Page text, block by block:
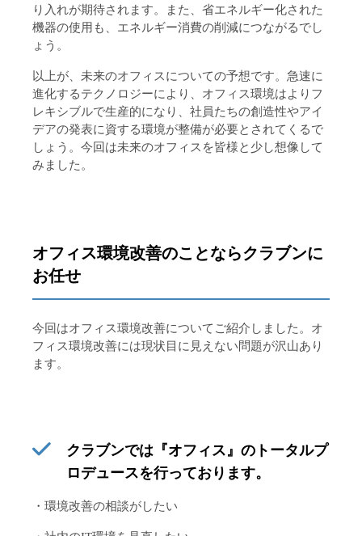
り入れが期待されます。また、省エネルギー化された
機器の使用も、エネルギー消費の削減につながるでし
ょう。
以上が、未来のオフィスについての予想です。急速に
進化するテクノロジーにより、オフィス環境はよりフ
レキシブルで生産的になり、社員たちの創造性やアイ
デアの発表に資する環境が整備が必要とされてくるで
しょう。今回は未来のオフィスを皆様と少し想像して
みました。
オフィス環境改善のことならクラブンに
お任せ
今回はオフィス環境改善についてご紹介しました。オ
フィス環境改善には現状目に見えない問題が沢山あり
ます。
クラブンでは『オフィス』のトータルプ
ロデュースを行っております。
・環境改善の相談がしたい